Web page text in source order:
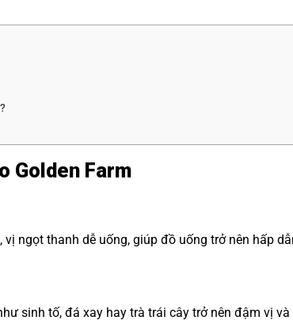
Golden Farm
, vị ngọt thanh dễ uống, giúp đồ uống trở nên hấp
sinh tố, đá xay hay trà trái cây trở nên đậm vị và